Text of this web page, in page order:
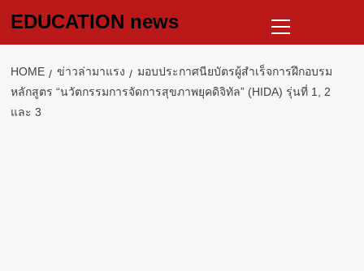
EDUCATION news
Menu
HOME ข่าวล่ามาแรง
มอบประกาศนียบัตรผู้สำเร็จการฝึกอบรม
หลักสูตร “นวัตกรรมการจัดการสุขภาพยุคดิจิทัล” (HIDA) รุ่นที่ 1, 2
และ 3